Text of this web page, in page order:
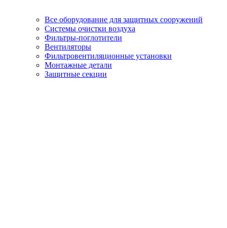
Все оборудование для защитных сооружений
Системы очистки воздуха
Фильтры-поглотители
Вентиляторы
Фильтровентиляционные установки
Монтажные детали
Защитные секции